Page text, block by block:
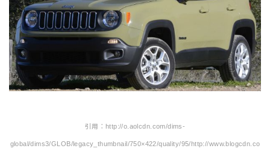
引用：http://o.aolcdn.com/dims-
global/dims3/GLOB/legacy_thumbnail/750×422/quality/95/http://www.blogcdn.co